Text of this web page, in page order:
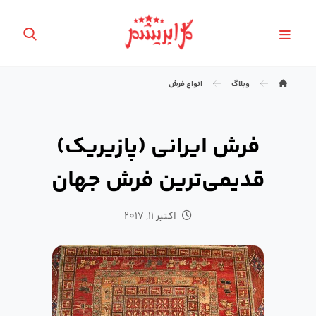
وبلاگ انواع فرش
فرش ایرانی (پازیریک)
قدیمی‌ترین فرش جهان
اکتبر ۱۱, ۲۰۱۷